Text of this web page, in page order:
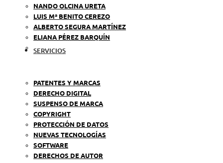
NANDO OLCINA URETA
LUIS Mª BENITO CEREZO
ALBERTO SEGURA MARTÍNEZ
ELIANA PÉREZ BARQUÍN
SERVICIOS
PATENTES Y MARCAS
DERECHO DIGITAL
SUSPENSO DE MARCA
COPYRIGHT
PROTECCIÓN DE DATOS
NUEVAS TECNOLOGÍAS
SOFTWARE
DERECHOS DE AUTOR